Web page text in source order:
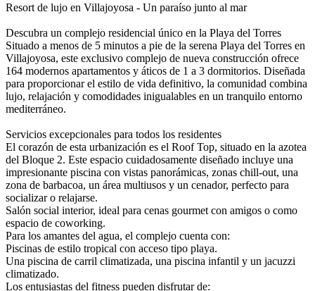
Resort de lujo en Villajoyosa - Un paraíso junto al mar
Descubra un complejo residencial único en la Playa del Torres
Situado a menos de 5 minutos a pie de la serena Playa del Torres en
Villajoyosa, este exclusivo complejo de nueva construcción ofrece
164 modernos apartamentos y áticos de 1 a 3 dormitorios. Diseñada
para proporcionar el estilo de vida definitivo, la comunidad combina
lujo, relajación y comodidades inigualables en un tranquilo entorno
mediterráneo.
Servicios excepcionales para todos los residentes
El corazón de esta urbanización es el Roof Top, situado en la azotea
del Bloque 2. Este espacio cuidadosamente diseñado incluye una
impresionante piscina con vistas panorámicas, zonas chill-out, una
zona de barbacoa, un área multiusos y un cenador, perfecto para
socializar o relajarse.
Salón social interior, ideal para cenas gourmet con amigos o como
espacio de coworking.
Para los amantes del agua, el complejo cuenta con:
Piscinas de estilo tropical con acceso tipo playa.
Una piscina de carril climatizada, una piscina infantil y un jacuzzi
climatizado.
Los entusiastas del fitness pueden disfrutar de: